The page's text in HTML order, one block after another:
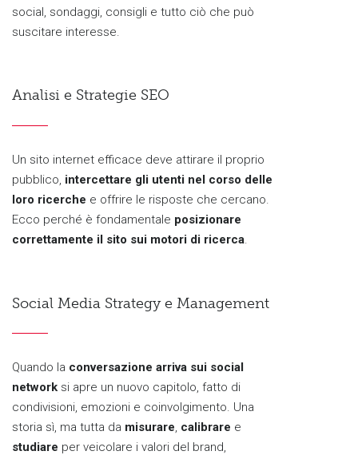
social, sondaggi, consigli e tutto ciò che può
suscitare interesse.
Analisi e Strategie SEO
Un sito internet efficace deve attirare il proprio
pubblico, intercettare gli utenti nel corso delle
loro ricerche e offrire le risposte che cercano.
Ecco perché è fondamentale posizionare
correttamente il sito sui motori di ricerca.
Social Media Strategy e Management
Quando la conversazione arriva sui social
network si apre un nuovo capitolo, fatto di
condivisioni, emozioni e coinvolgimento. Una
storia sì, ma tutta da misurare, calibrare e
studiare per veicolare i valori del brand,